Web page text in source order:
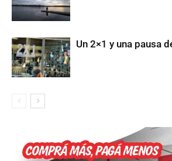
Un 2×1 y una pausa